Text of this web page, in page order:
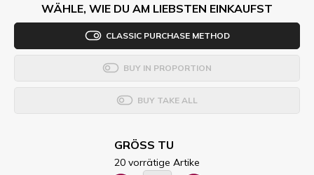
WÄHLE, WIE DU AM LIEBSTEN EINKAUFST
CLASSIC PURCHASE METHOD
BUY IN PROPORTION
BUY TAKE ALL
GRÖSS TU
20 vorrätige Artike